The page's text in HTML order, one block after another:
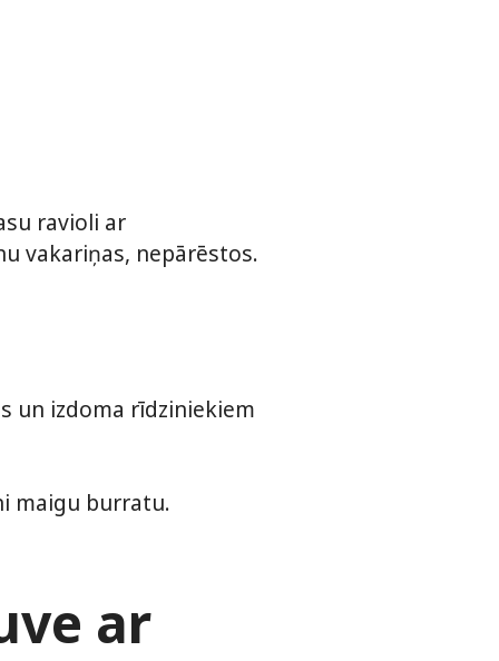
ravioli ar
vakariņas, nepārēstos.
un izdoma rīdziniekiem
maigu burratu.
ar